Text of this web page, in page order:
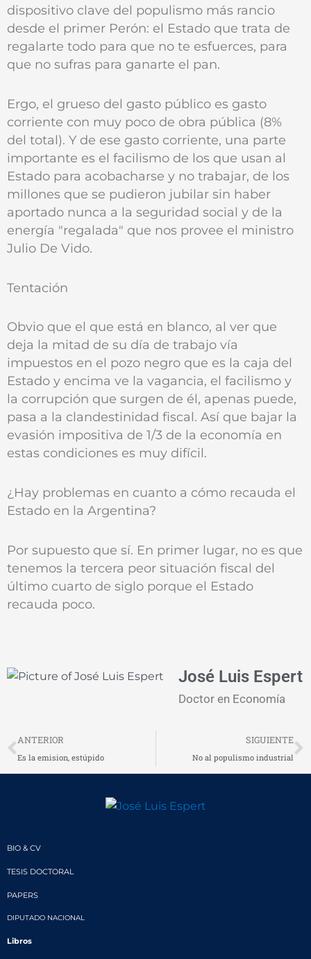
dispositivo clave del populismo más rancio
desde el primer Perón: el Estado que trata de
regalarte todo para que no te esfuerces, para
que no sufras para ganarte el pan.
Ergo, el grueso del gasto público es gasto
corriente con muy poco de obra pública (8%
del total). Y de ese gasto corriente, una parte
importante es el facilismo de los que usan al
Estado para acobacharse y no trabajar, de los
millones que se pudieron jubilar sin haber
aportado nunca a la seguridad social y de la
energía "regalada" que nos provee el ministro
Julio De Vido.
Tentación
Obvio que el que está en blanco, al ver que
deja la mitad de su día de trabajo vía
impuestos en el pozo negro que es la caja del
Estado y encima ve la vagancia, el facilismo y
la corrupción que surgen de él, apenas puede,
pasa a la clandestinidad fiscal. Así que bajar la
evasión impositiva de 1/3 de la economía en
estas condiciones es muy difícil.
¿Hay problemas en cuanto a cómo recauda el
Estado en la Argentina?
Por supuesto que sí. En primer lugar, no es que
tenemos la tercera peor situación fiscal del
último cuarto de siglo porque el Estado
recauda poco.
José Luis Espert
Doctor en Economía
Prev
ANTERIOR
Es la emision, estúpido
SIGUIENTE
No al populismo industrial
BIO & CV
TESIS DOCTORAL
PAPERS
DIPUTADO NACIONAL
Libros